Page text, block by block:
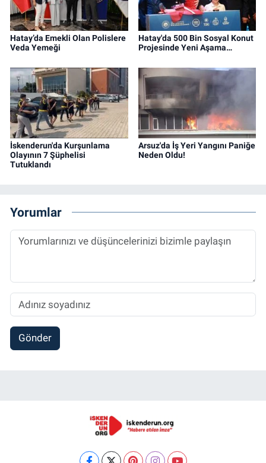
Hatay’da Emekli Olan Polislere
Veda Yemeği
Hatay'da 500 Bin Sosyal Konut
Projesinde Yeni Aşama…
İskenderun'da Kurşunlama
Olayının 7 Şüphelisi
Tutuklandı
Arsuz'da İş Yeri Yangını Paniğe
Neden Oldu!
Yorumlar
Gönder